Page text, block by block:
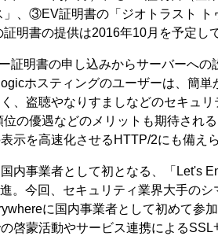
」、③EV証明書の「ジオトラスト ト
明書の提供は2016年10月を予定し
明書の申し込みからサーバーへの
ホスティングのユーザーは、簡単
、盗聴やなりすましなどのセキュリ
の優遇などのメリットも期待される
示を高速化させるHTTP/2にも備え
内事業者として初となる、「Let's
。今回、セキュリティ業界大手のシ
に国内事業者として初めて参
啓蒙活動やサービス連携によるSSL